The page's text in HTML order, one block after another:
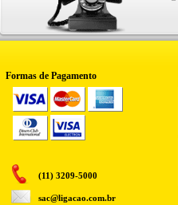
Formas de Pagamento
(11) 3209-5000
sac@ligacao.com.br